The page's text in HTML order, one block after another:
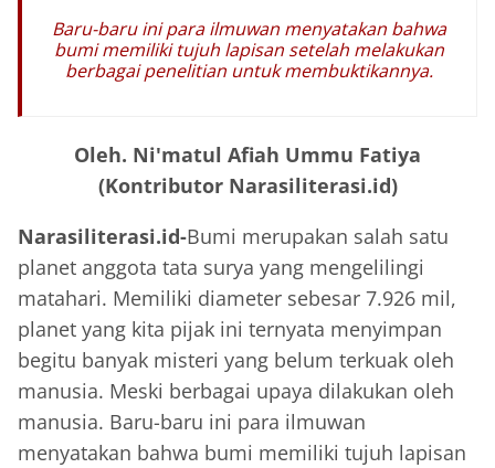
Baru-baru ini para ilmuwan menyatakan bahwa
bumi memiliki tujuh lapisan setelah melakukan
berbagai penelitian untuk membuktikannya.
Oleh. Ni'matul Afiah Ummu Fatiya
(Kontributor Narasiliterasi.id)
Narasiliterasi.id-Bumi merupakan salah satu
planet anggota tata surya yang mengelilingi
matahari. Memiliki diameter sebesar 7.926 mil,
planet yang kita pijak ini ternyata menyimpan
begitu banyak misteri yang belum terkuak oleh
manusia. Meski berbagai upaya dilakukan oleh
manusia. Baru-baru ini para ilmuwan
menyatakan bahwa bumi memiliki tujuh lapisan